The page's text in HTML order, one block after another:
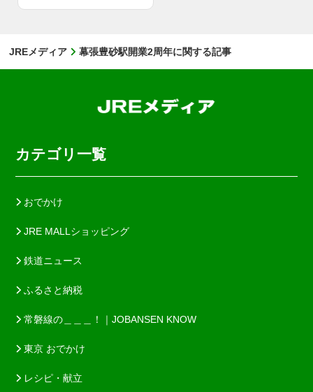
JREメディア 幕張豊砂駅開業2周年に関する記事
カテゴリ一覧
おでかけ
JRE MALLショッピング
鉄道ニュース
ふるさと納税
常磐線の＿＿＿！｜JOBANSEN KNOW
東京 おでかけ
レシピ・献立